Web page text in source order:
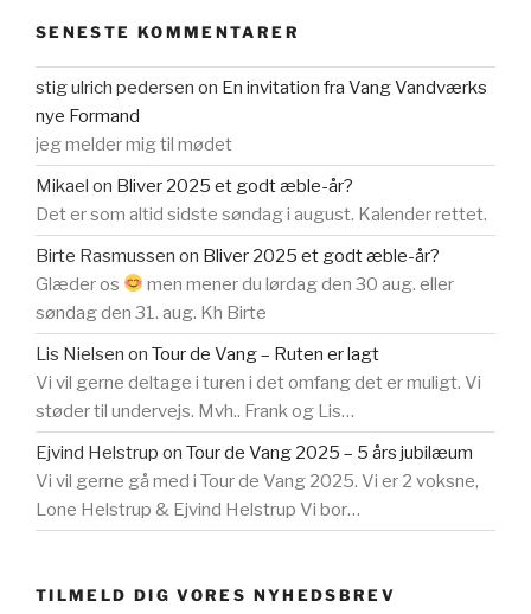
SENESTE KOMMENTARER
stig ulrich pedersen on En invitation fra Vang Vandværks
nye Formand
jeg melder mig til mødet
Mikael on Bliver 2025 et godt æble-år?
Det er som altid sidste søndag i august. Kalender rettet.
Birte Rasmussen on Bliver 2025 et godt æble-år?
Glæder os
men mener du lørdag den 30 aug. eller
søndag den 31. aug. Kh Birte
Lis Nielsen on Tour de Vang – Ruten er lagt
Vi vil gerne deltage i turen i det omfang det er muligt. Vi
støder til undervejs. Mvh.. Frank og Lis…
Ejvind Helstrup on Tour de Vang 2025 – 5 års jubilæum
Vi vil gerne gå med i Tour de Vang 2025. Vi er 2 voksne,
Lone Helstrup & Ejvind Helstrup Vi bor…
TILMELD DIG VORES NYHEDSBREV